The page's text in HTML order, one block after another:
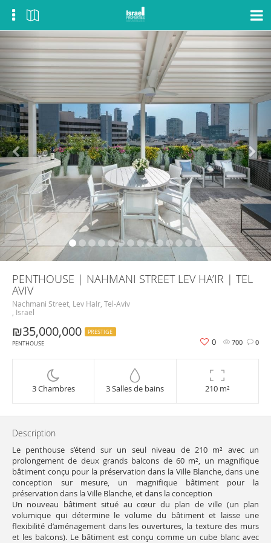
PENTHOUSE | NAHMANI STREET LEV HA’IR | TEL
AVIV
Nachmani Street, Lev HaIr, Tel-Aviv
, Israel
₪35,000,000
PRESTIGE
PENTHOUSE
700 0
0
3 Chambres 3 Salles de bains 210 m²
Description
Le penthouse s’étend sur un seul niveau de 210 m² avec un
prolongement de deux grands balcons de 60 m², un magnifique
bâtiment conçu pour la préservation dans la Ville Blanche, dans une
conception sur mesure, un magnifique bâtiment pour la
préservation dans la Ville Blanche, et dans la conception
Un nouveau bâtiment situé au cœur du plan de ville (un plan
volumique qui détermine le volume du bâtiment et laisse une
flexibilité d’aménagement dans les ouvertures, la texture des murs
et les balcons). Le bâtiment est conçu comme un cube blanc avec